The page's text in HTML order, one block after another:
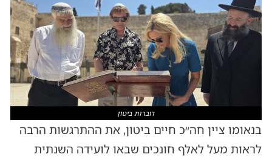
דוברות ביטון
בנאומו ציין חה״כ חיים ביטון, את ההתרגשות הרבה
לראות מעל לאלף חונכים שבאו לועידה השנתית